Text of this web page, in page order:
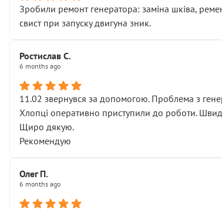
Зробили ремонт генератора: заміна шківа,
свист при запуску двигуна зник.
Ростислав С.
6 months ago
11.02 звернувся за допомогою. Проблема з
Хлопці оперативно приступили до роботи.
Щиро дякую.
Рекомендую
Олег П.
6 months ago